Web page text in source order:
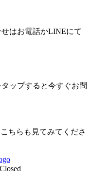
はお電話かLINEにて
ップすると今すぐお問
ちらも見てみてくださ